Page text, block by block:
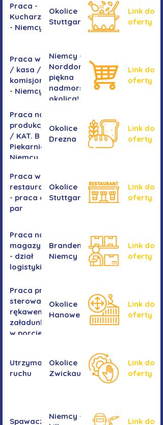
Praca -
Kucharz/kucharka
- Niemcy
Okolice
Stuttgartu
Link do
oferty
Praca w sklepie
/ kasa /
komisjonowanie
- Niemcy
Niemcy -
Norddorf -
piękna
nadmorska
okolica!
Link do
oferty
Praca na
produkcji
/ KAT. B -
Piekarnia
Niemcy
Okolice
Drezna
Link do
oferty
Praca w
restauracji
- praca dla
par
Okolice
Stuttgartu
Link do
oferty
Praca na
magazynie
- dział
logistyki
Brandenburgia,
Niemcy
Link do
oferty
Praca przy
sterowaniu
rękawem
załadunkowym
w porcie
Okolice
Hanower
Link do
oferty
Utrzymanie
ruchu
Okolice
Zwickau
Link do
oferty
Spawacz/spawaczka
Niemcy -
Link do